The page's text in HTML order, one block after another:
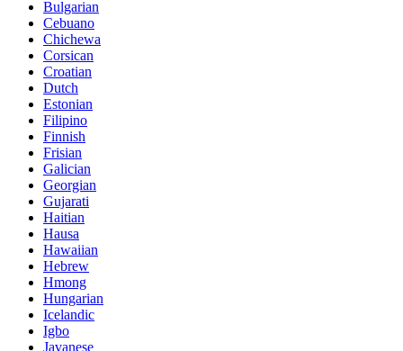
Bulgarian
Cebuano
Chichewa
Corsican
Croatian
Dutch
Estonian
Filipino
Finnish
Frisian
Galician
Georgian
Gujarati
Haitian
Hausa
Hawaiian
Hebrew
Hmong
Hungarian
Icelandic
Igbo
Javanese